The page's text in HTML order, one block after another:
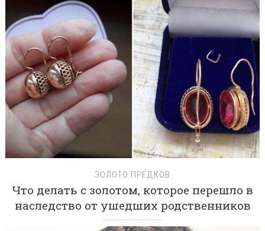
ЗОЛОТО ПРЕДКОВ
Что делать с золотом, которое перешло в
наследство от ушедших родственников